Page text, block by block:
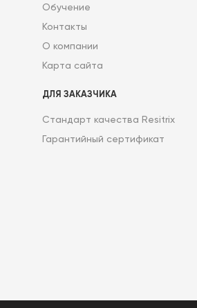
Обучение
Контакты
О компании
Карта сайта
ДЛЯ ЗАКАЗЧИКА
Стандарт качества Resitrix
Гарантийный сертификат